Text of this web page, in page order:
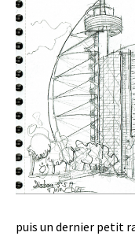
puis un dernier petit